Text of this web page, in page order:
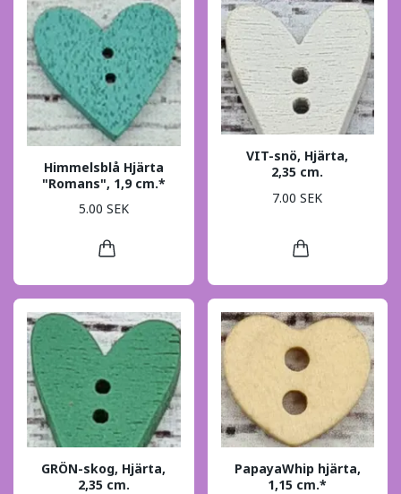
Himmelsblå Hjärta
"Romans", 1,9 cm.*
5.00 SEK
VIT-snö, Hjärta,
2,35 cm.
7.00 SEK
GRÖN-skog, Hjärta,
2,35 cm.
PapayaWhip hjärta,
1,15 cm.*